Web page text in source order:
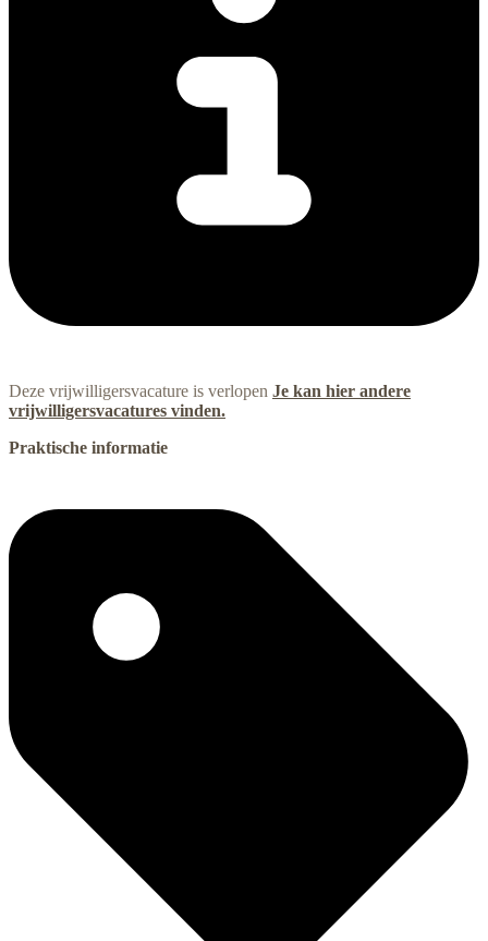
Deze vrijwilligersvacature is verlopen Je kan hier andere
vrijwilligersvacatures vinden.
Praktische informatie